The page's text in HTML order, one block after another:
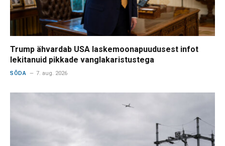
Trump ähvardab USA laskemoonapuudusest infot
lekitanuid pikkade vanglakaristustega
SÕDA 7. aug. 2026